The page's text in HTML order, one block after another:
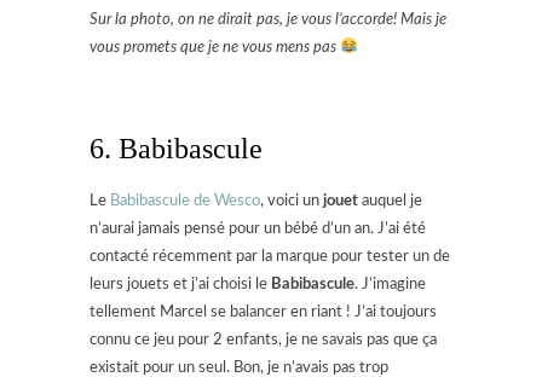
Sur la photo, on ne dirait pas, je vous l’accorde! Mais je
vous promets que je ne vous mens pas
6. Babibascule
Le Babibascule de Wesco, voici un jouet auquel je
n’aurai jamais pensé pour un bébé d’un an. J’ai été
contacté récemment par la marque pour tester un de
leurs jouets et j’ai choisi le Babibascule. J’imagine
tellement Marcel se balancer en riant ! J’ai toujours
connu ce jeu pour 2 enfants, je ne savais pas que ça
existait pour un seul. Bon, je n’avais pas trop